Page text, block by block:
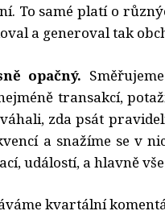
To samé platí o
a generoval tak
opačný.
transakcí,
zda psát
a snažíme se v
událostí, a hlavně
kvartální